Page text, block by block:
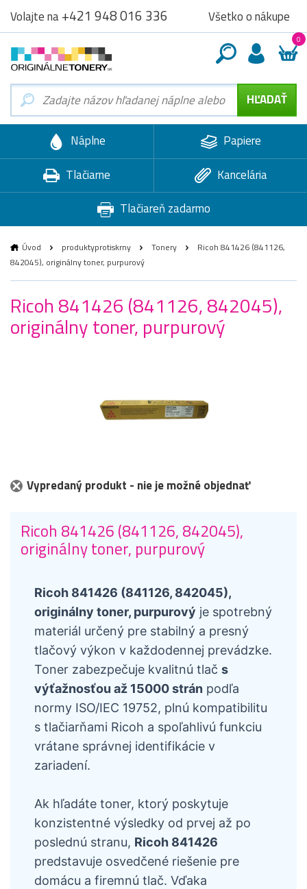
Volajte na+421 948 016 336 Všetko o nákupe
0
Náplne
Papiere
Tlačiarne
Kancelária
Tlačiareň zadarmo
Úvod produktyprotiskrny Tonery
Ricoh 841426 (841126,
842045), originálny toner, purpurový
Ricoh 841426 (841126, 842045),
originálny toner, purpurový
Vypredaný produkt - nie je možné objednať
Ricoh 841426 (841126, 842045),
originálny toner, purpurový
Ricoh 841426 (841126, 842045),
originálny toner, purpurový je spotrebný
materiál určený pre stabilný a presný
tlačový výkon v každodennej prevádzke.
Toner zabezpečuje kvalitnú tlač s
výťažnosťou až 15000 strán podľa
normy ISO/IEC 19752, plnú kompatibilitu
s tlačiarňami Ricoh a spoľahlivú funkciu
vrátane správnej identifikácie v
zariadení.
Ak hľadáte toner, ktorý poskytuje
konzistentné výsledky od prvej až po
poslednú stranu, Ricoh 841426
predstavuje osvedčené riešenie pre
domácu a firemnú tlač. Vďaka